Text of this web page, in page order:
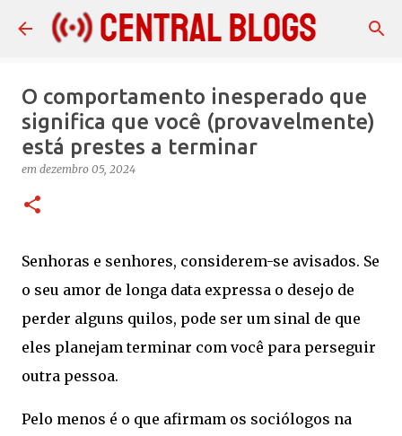
Pular para o conteúdo principal
O comportamento inesperado que
significa que você (provavelmente)
está prestes a terminar
em dezembro 05, 2024
Senhoras e senhores, considerem-se avisados. Se
o seu amor de longa data expressa o desejo de
perder alguns quilos, pode ser um sinal de que
eles planejam terminar com você para perseguir
outra pessoa.
Pelo menos é o que afirmam os sociólogos na